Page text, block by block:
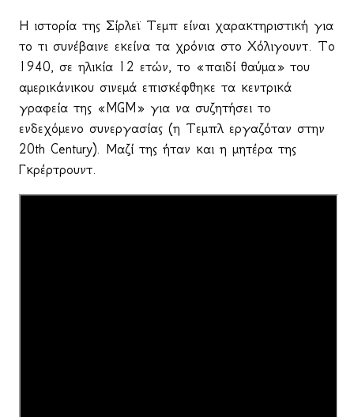
Η ιστορία της Σίρλεϊ Τεμπ είναι χαρακτηριστική για
το τι συνέβαινε εκείνα τα χρόνια στο Χόλιγουντ. Το
1940, σε ηλικία 12 ετών, το «παιδί θαύμα» του
αμερικάνικου σινεμά επισκέφθηκε τα κεντρικά
γραφεία της «MGM» για να συζητήσει το
ενδεχόμενο συνεργασίας (η Τεμπλ εργαζόταν στην
20th Century). Μαζί της ήταν και η μητέρα της
Γκρέρτρουντ.